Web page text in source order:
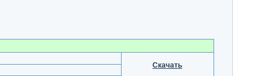
Скачать